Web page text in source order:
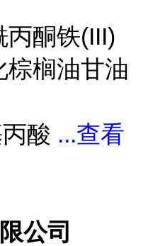
丙酮铁(III)
棕榈油甘油
酸 ...查看
公司